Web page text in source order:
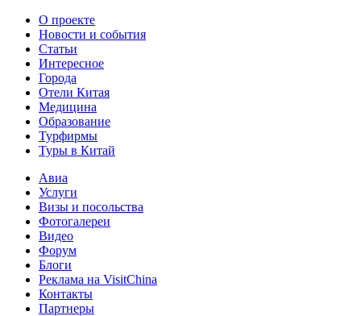
О проекте
Новости и события
Статьи
Интересное
Города
Отели Китая
Медицина
Образование
Турфирмы
Туры в Китай
Авиа
Услуги
Визы и посольства
Фотогалереи
Видео
Форум
Блоги
Реклама на VisitChina
Контакты
Партнеры